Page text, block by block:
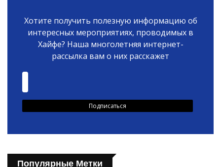
Хотите получить полезную информацию об
интересных мероприятиях, проводимых в
Хайфе? Наша многолетняя интернет-
рассылка вам о них расскажет
Популярные Метки